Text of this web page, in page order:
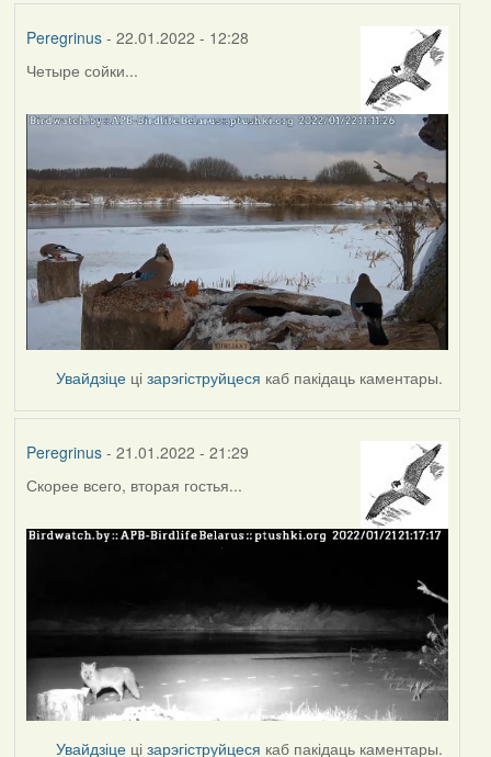
Peregrinus- 22.01.2022 - 12:28
Четыре сойки...
Увайдзіце цізарэгіструйцеся каб пакідаць каментары.
Peregrinus- 21.01.2022 - 21:29
Скорее всего, вторая гостья...
Увайдзіце цізарэгіструйцеся каб пакідаць каментары.